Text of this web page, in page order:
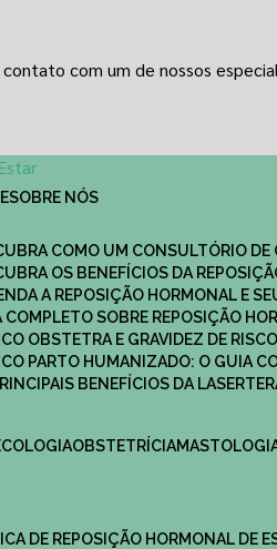
com um de nossos
SOBRE NÓS
COMO UM CONSULTÓRIO
OS BENEFÍCIOS DA
A REPOSIÇÃO HORMONAL E
COMPLETO SOBRE REPOSIÇÃO
OBSTETRA E GRAVIDEZ DE
PARTO HUMANIZADO: O GUIA
BENEFÍCIOS DA
OBSTETRÍCIA
DE REPOSIÇÃO HORMONAL DE